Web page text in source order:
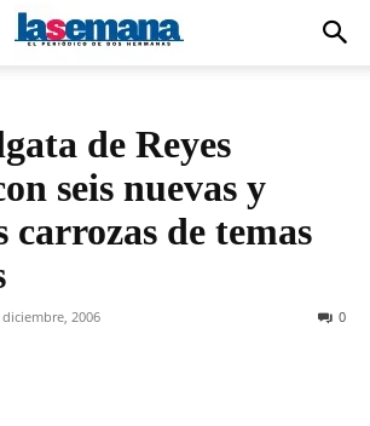
de Reyes
seis nuevas y
carrozas de temas
diciembre, 2006 0